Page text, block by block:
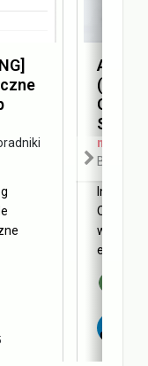
(AEO)
SEO
mysc
Blog
Internet
Obecnie
w